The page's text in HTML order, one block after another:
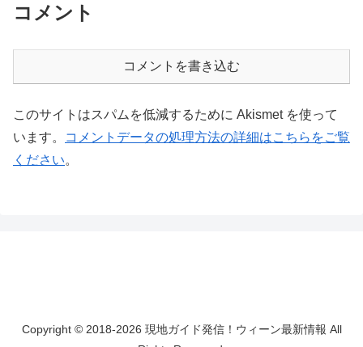
コメント
コメントを書き込む
このサイトはスパムを低減するために Akismet を使って
います。
コメントデータの処理方法の詳細はこちらをご覧
ください。
Copyright © 2018-2026 現地ガイド発信！ウィーン最新情報 All